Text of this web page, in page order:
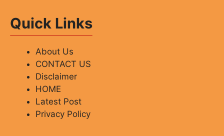
Quick Links
About Us
CONTACT US
Disclaimer
HOME
Latest Post
Privacy Policy